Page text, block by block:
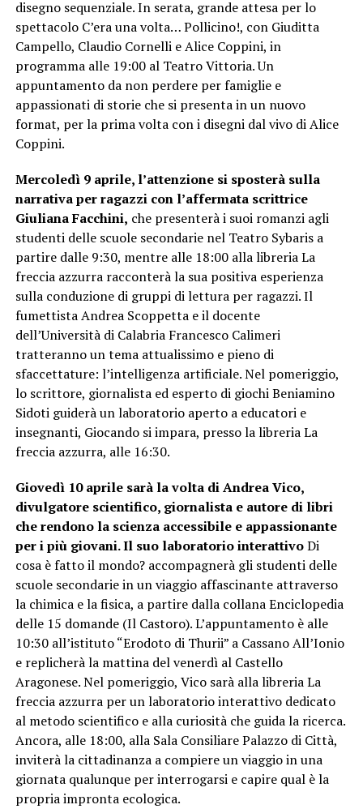
disegno sequenziale. In serata, grande attesa per lo
spettacolo C’era una volta… Pollicino!, con Giuditta
Campello, Claudio Cornelli e Alice Coppini, in
programma alle 19:00 al Teatro Vittoria. Un
appuntamento da non perdere per famiglie e
appassionati di storie che si presenta in un nuovo
format, per la prima volta con i disegni dal vivo di Alice
Coppini.
Mercoledì 9 aprile, l’attenzione si sposterà sulla
narrativa per ragazzi con l’affermata scrittrice
Giuliana Facchini, che presenterà i suoi romanzi agli
studenti delle scuole secondarie nel Teatro Sybaris a
partire dalle 9:30, mentre alle 18:00 alla libreria La
freccia azzurra racconterà la sua positiva esperienza
sulla conduzione di gruppi di lettura per ragazzi. Il
fumettista Andrea Scoppetta e il docente
dell’Università di Calabria Francesco Calimeri
tratteranno un tema attualissimo e pieno di
sfaccettature: l’intelligenza artificiale. Nel pomeriggio,
lo scrittore, giornalista ed esperto di giochi Beniamino
Sidoti guiderà un laboratorio aperto a educatori e
insegnanti, Giocando si impara, presso la libreria La
freccia azzurra, alle 16:30.
Giovedì 10 aprile sarà la volta di Andrea Vico,
divulgatore scientifico, giornalista e autore di libri
che rendono la scienza accessibile e appassionante
per i più giovani. Il suo laboratorio interattivoDi
cosa è fatto il mondo? accompagnerà gli studenti delle
scuole secondarie in un viaggio affascinante attraverso
la chimica e la fisica, a partire dalla collana Enciclopedia
delle 15 domande (Il Castoro). L’appuntamento è alle
10:30 all’istituto “Erodoto di Thurii” a Cassano All’Ionio
e replicherà la mattina del venerdì al Castello
Aragonese. Nel pomeriggio, Vico sarà alla libreria La
freccia azzurra per un laboratorio interattivo dedicato
al metodo scientifico e alla curiosità che guida la ricerca.
Ancora, alle 18:00, alla Sala Consiliare Palazzo di Città,
inviterà la cittadinanza a compiere un viaggio in una
giornata qualunque per interrogarsi e capire qual è la
propria impronta ecologica.